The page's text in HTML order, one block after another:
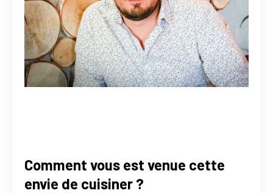
Comment vous est venue cette
envie de cuisiner ?